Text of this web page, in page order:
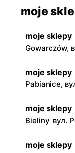
moje
moje sklepy
Gowarczów,
moje sklepy
Pabianice,
moje sklepy
Bieliny, вул.
moje sklepy